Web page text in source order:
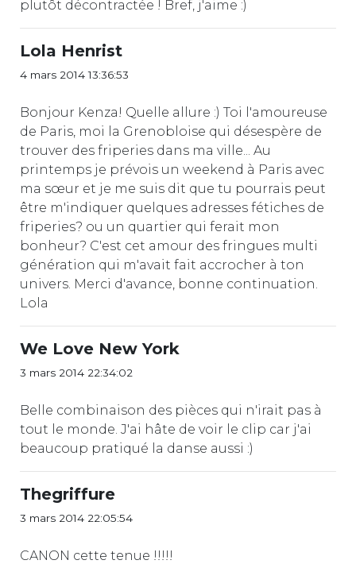
plutôt décontractée ! Bref, j'aime :)
Lola Henrist
4 mars 2014 13:36:53
Bonjour Kenza! Quelle allure :) Toi l'amoureuse
de Paris, moi la Grenobloise qui désespère de
trouver des friperies dans ma ville... Au
printemps je prévois un weekend à Paris avec
ma sœur et je me suis dit que tu pourrais peut
être m'indiquer quelques adresses fétiches de
friperies? ou un quartier qui ferait mon
bonheur? C'est cet amour des fringues multi
génération qui m'avait fait accrocher à ton
univers. Merci d'avance, bonne continuation.
Lola
We Love New York
3 mars 2014 22:34:02
Belle combinaison des pièces qui n'irait pas à
tout le monde. J'ai hâte de voir le clip car j'ai
beaucoup pratiqué la danse aussi :)
Thegriffure
3 mars 2014 22:05:54
CANON cette tenue !!!!!